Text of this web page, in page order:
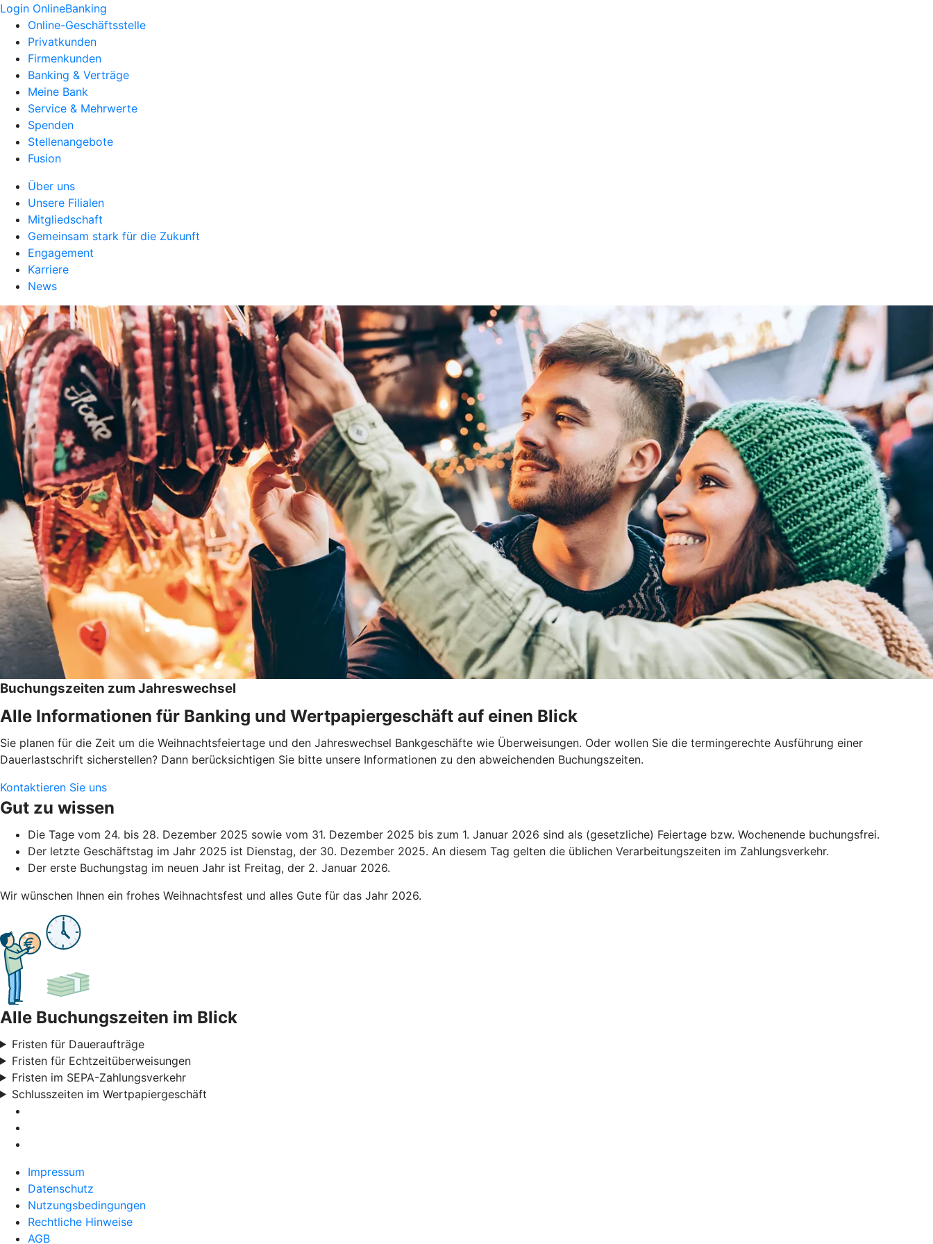
Login OnlineBanking
Online-Geschäftsstelle
Privatkunden
Firmenkunden
Banking & Verträge
Meine Bank
Service & Mehrwerte
Spenden
Stellenangebote
Fusion
Über uns
Unsere Filialen
Mitgliedschaft
Gemeinsam stark für die Zukunft
Engagement
Karriere
News
Buchungszeiten zum Jahreswechsel
Alle Informationen für Banking und Wertpapiergeschäft auf einen Blick
Sie planen für die Zeit um die Weihnachtsfeiertage und den Jahreswechsel Bankgeschäfte wie Überweisungen. Oder wollen Sie die termingerechte Ausführung einer
Dauerlastschrift sicherstellen? Dann berücksichtigen Sie bitte unsere Informationen zu den abweichenden Buchungszeiten.
Kontaktieren Sie uns
Gut zu wissen
Die Tage vom 24. bis 28. Dezember 2025 sowie vom 31. Dezember 2025 bis zum 1. Januar 2026 sind als (gesetzliche) Feiertage bzw. Wochenende buchungsfrei.
Der letzte Geschäftstag im Jahr 2025 ist Dienstag, der 30. Dezember 2025. An diesem Tag gelten die üblichen Verarbeitungszeiten im Zahlungsverkehr.
Der erste Buchungstag im neuen Jahr ist Freitag, der 2. Januar 2026.
Wir wünschen Ihnen ein frohes Weihnachtsfest und alles Gute für das Jahr 2026.
Alle Buchungszeiten im Blick
Fristen für Daueraufträge
Fristen für Echtzeitüberweisungen
Fristen im SEPA-Zahlungsverkehr
Schlusszeiten im Wertpapiergeschäft
Impressum
Datenschutz
Nutzungsbedingungen
Rechtliche Hinweise
AGB